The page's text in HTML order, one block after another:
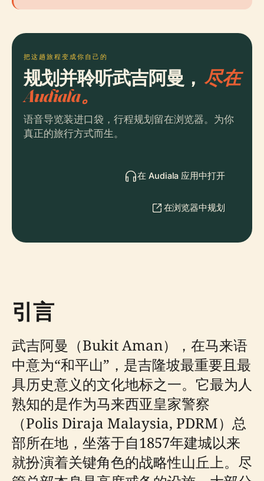
把这趟旅程变成你自己的
规划并聆听武吉阿曼，尽在
Audiala。
语音导览装进口袋，行程规划留在浏览器。为你
真正的旅行方式而生。
在 Audiala 应用中打开
在浏览器中规划
引言
武吉阿曼（Bukit Aman），在马来语
中意为“和平山”，是吉隆坡最重要且最
具历史意义的文化地标之一。它最为人
熟知的是作为马来西亚皇家警察
（Polis Diraja Malaysia, PDRM）总
部所在地，坐落于自1857年建城以来
就扮演着关键角色的战略性山丘上。尽